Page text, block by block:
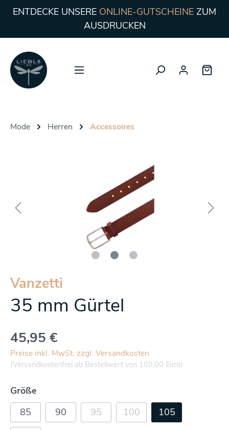
ENTDECKE UNSERE ONLINE-GUTSCHEINE ZUM
AUSDRUCKEN
Mode Herren Accessoires
Vanzetti
35 mm Gürtel
45,95 €
Preise inkl. MwSt. zzgl. Versandkosten
(Versandkostenfrei ab Bestellwert von 100,00 Euro)
Größe
85
90 95 100
105